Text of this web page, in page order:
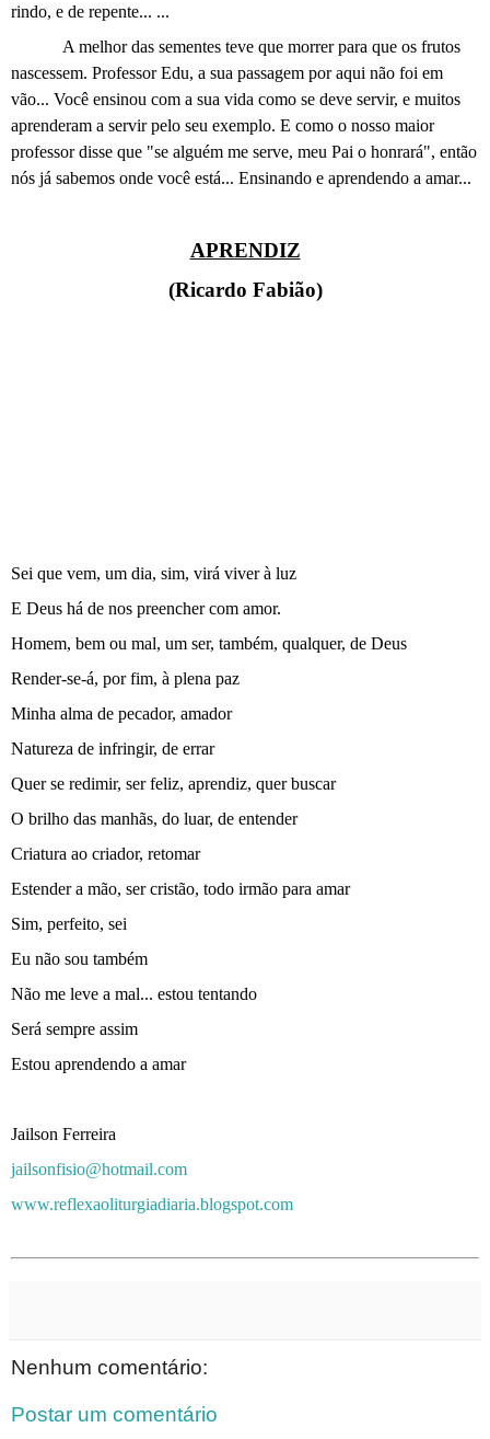
rindo, e de repente... ...
A melhor das sementes teve que morrer para que os frutos
nascessem. Professor Edu, a sua passagem por aqui não foi em
vão... Você ensinou com a sua vida como se deve servir, e muitos
aprenderam a servir pelo seu exemplo. E como o nosso maior
professor disse que "se alguém me serve, meu Pai o honrará", então
nós já sabemos onde você está... Ensinando e aprendendo a amar...
APRENDIZ
(Ricardo Fabião)
Sei que vem, um dia, sim, virá viver à luz
E Deus há de nos preencher com amor.
Homem, bem ou mal, um ser, também, qualquer, de Deus
Render-se-á, por fim, à plena paz
Minha alma de pecador, amador
Natureza de infringir, de errar
Quer se redimir, ser feliz, aprendiz, quer buscar
O brilho das manhãs, do luar, de entender
Criatura ao criador, retomar
Estender a mão, ser cristão, todo irmão para amar
Sim, perfeito, sei
Eu não sou também
Não me leve a mal... estou tentando
Será sempre assim
Estou aprendendo a amar
Jailson Ferreira
jailsonfisio@hotmail.com
www.reflexaoliturgiadiaria.blogspot.com
Nenhum comentário:
Postar um comentário